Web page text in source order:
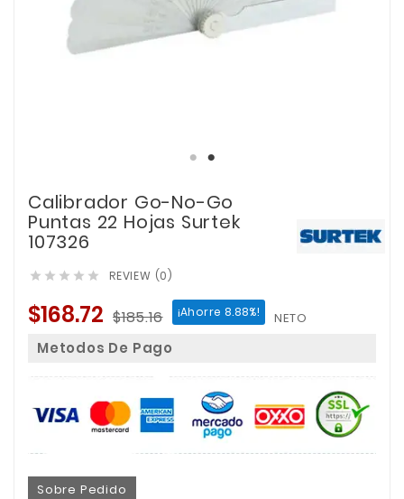
Calibrador Go-No-Go
Puntas 22 Hojas Surtek
107326
     REVIEW (0)
$168.72 $185.16 ¡Ahorre 8.88%! NETO
Metodos De Pago
Sobre Pedido